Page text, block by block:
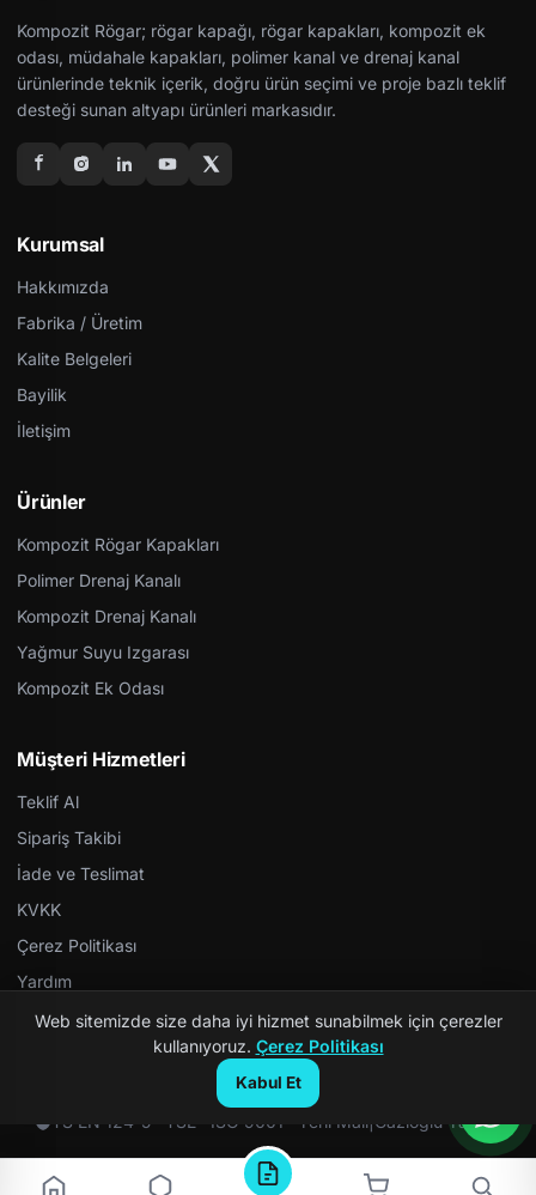
Kompozit Rögar; rögar kapağı, rögar kapakları, kompozit ek
odası, müdahale kapakları, polimer kanal ve drenaj kanal
ürünlerinde teknik içerik, doğru ürün seçimi ve proje bazlı teklif
desteği sunan altyapı ürünleri markasıdır.
Kurumsal
Hakkımızda
Fabrika / Üretim
Kalite Belgeleri
Bayilik
İletişim
Ürünler
Kompozit Rögar Kapakları
Polimer Drenaj Kanalı
Kompozit Drenaj Kanalı
Yağmur Suyu Izgarası
Kompozit Ek Odası
Müşteri Hizmetleri
Teklif Al
Sipariş Takibi
İade ve Teslimat
KVKK
Çerez Politikası
Yardım
© 2026 Kompozit Rögar. Tüm hakları saklıdır.
TS EN 124-5 · TSE · ISO 9001 · Yerli Malı|Gazioğlu Yazılım
Web sitemizde size daha iyi hizmet sunabilmek için çerezler
kullanıyoruz. Çerez Politikası
Kabul Et